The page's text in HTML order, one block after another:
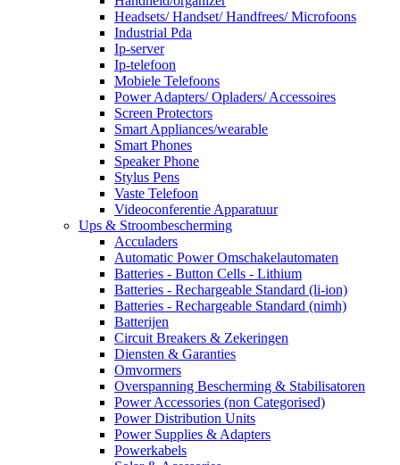
Headsets/ Handset/ Handfrees/ Microfoons
Industrial Pda
Ip-server
Ip-telefoon
Mobiele Telefoons
Power Adapters/ Opladers/ Accessoires
Screen Protectors
Smart Appliances/wearable
Smart Phones
Speaker Phone
Stylus Pens
Vaste Telefoon
Videoconferentie Apparatuur
Ups & Stroombescherming
Acculaders
Automatic Power Omschakelautomaten
Batteries - Button Cells - Lithium
Batteries - Rechargeable Standard (li-ion)
Batteries - Rechargeable Standard (nimh)
Batterijen
Circuit Breakers & Zekeringen
Diensten & Garanties
Omvormers
Overspanning Bescherming & Stabilisatoren
Power Accessories (non Categorised)
Power Distribution Units
Power Supplies & Adapters
Powerkabels